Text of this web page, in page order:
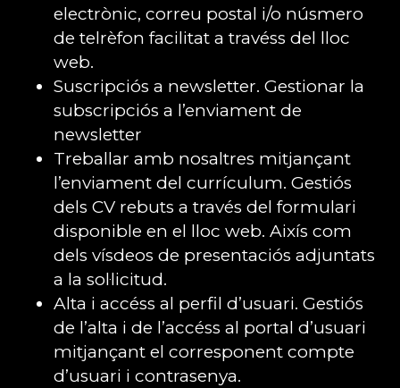
electrònic, correu postal i/o núsmero
de telrèfon facilitat a travéss del lloc
web.
Suscripciós a newsletter. Gestionar la
subscripciós a l’enviament de
newsletter
Treballar amb nosaltres mitjançant
l’enviament del currículum. Gestiós
dels CV rebuts a través del formulari
disponible en el lloc web. Aixís com
dels vísdeos de presentaciós adjuntats
a la sol·licitud.
Alta i accéss al perfil d’usuari. Gestiós
de l’alta i de l’accéss al portal d’usuari
mitjançant el corresponent compte
d’usuari i contrasenya.